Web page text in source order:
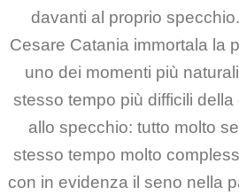
davanti al proprio
Cesare Catania immortala la
uno dei momenti più
stesso tempo più difficili
allo specchio: tutto molto
stesso tempo molto
con in evidenza il seno nella